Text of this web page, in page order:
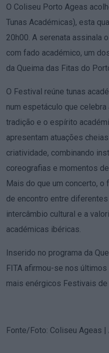
O Coliseu Porto Ageas
Tunas Académicas), esta
20h00. A serenata assinala
com fado académico, um
da Queima das Fitas do
O Festival reúne tunas
num espetáculo que
tradição e o espírito
apresentam atuações
criatividade, combinando
coreografias e momentos
Mais do que um concerto,
de encontro entre
intercâmbio cultural e a
académicas ibéricas.
Inserido no programa da
FITA afirmou-se nos
mais enérgicos Festivais de
Fonte/Foto: Coliseu Ageas |